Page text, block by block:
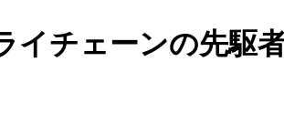
イチェーンの先駆